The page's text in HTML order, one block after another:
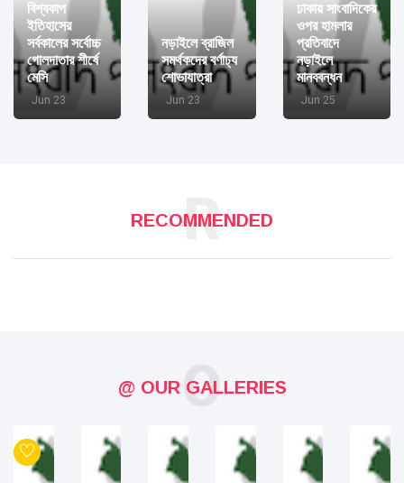
বিশ্বকাপ
ইতিহাসের
সর্বকালের সর্বোচ্চ
গোলদাতার শীর্ষে
মেসি
Jun 23
নড়াইলে ব্রাজিল
সমর্থকদের বর্ণাঢ্য
শোভাযাত্রা
Jun 23
ঢাকায় সাংবাদিকের
ওপর হামলার
প্রতিবাদে
নড়াইলে
মানববন্ধন
Jun 25
RECOMMENDED
R
@ OUR GALLERIES
O